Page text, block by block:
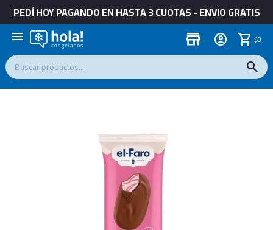
PEDÍ HOY PAGANDO EN HASTA 3 CUOTAS - ENVIO GRATIS
menu store $0